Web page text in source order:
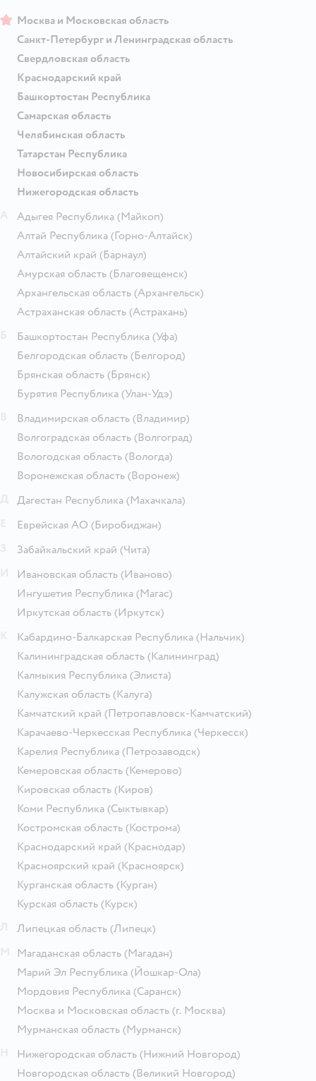
Москва и Московская область
Санкт-Петербург и Ленинградская область
Свердловская область
Краснодарский край
Башкортостан Республика
Самарская область
Челябинская область
Татарстан Республика
Новосибирская область
Нижегородская область
Адыгея Республика (Майкоп)
Алтай Республика (Горно-Алтайск)
Алтайский край (Барнаул)
Амурская область (Благовещенск)
Архангельская область (Архангельск)
Астраханская область (Астрахань)
Башкортостан Республика (Уфа)
Белгородская область (Белгород)
Брянская область (Брянск)
Бурятия Республика (Улан-Удэ)
Владимирская область (Владимир)
Волгоградская область (Волгоград)
Вологодская область (Вологда)
Воронежская область (Воронеж)
Дагестан Республика (Махачкала)
Еврейская АО (Биробиджан)
Забайкальский край (Чита)
Ивановская область (Иваново)
Ингушетия Республика (Магас)
Иркутская область (Иркутск)
Кабардино-Балкарская Республика (Нальчик)
Калининградская область (Калининград)
Калмыкия Республика (Элиста)
Калужская область (Калуга)
Камчатский край (Петропавловск-Камчатский)
Карачаево-Черкесская Республика (Черкесск)
Карелия Республика (Петрозаводск)
Кемеровская область (Кемерово)
Кировская область (Киров)
Коми Республика (Сыктывкар)
Костромская область (Кострома)
Краснодарский край (Краснодар)
Красноярский край (Красноярск)
Курганская область (Курган)
Курская область (Курск)
Липецкая область (Липецк)
Магаданская область (Магадан)
Марий Эл Республика (Йошкар-Ола)
Мордовия Республика (Саранск)
Москва и Московская область (г. Москва)
Мурманская область (Мурманск)
Нижегородская область (Нижний Новгород)
Новгородская область (Великий Новгород)